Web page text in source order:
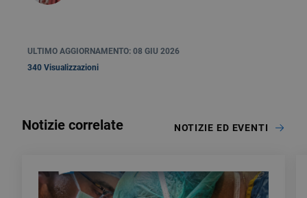
ULTIMO AGGIORNAMENTO: 08 GIU 2026
340 Visualizzazioni
Notizie correlate NOTIZIE ED EVENTI